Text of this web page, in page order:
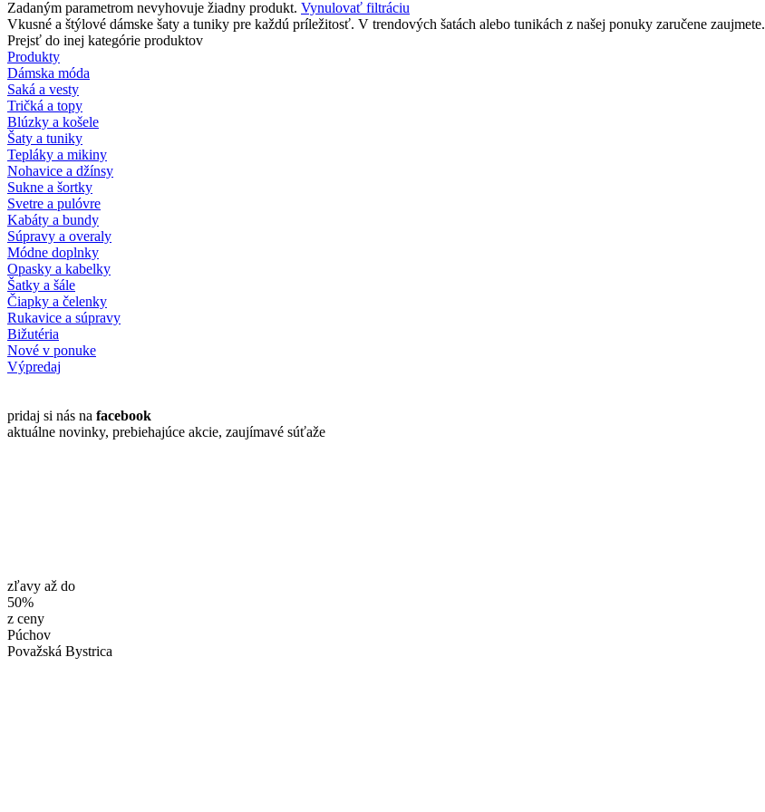
Zadaným parametrom nevyhovuje žiadny produkt. Vynulovať filtráciu
Vkusné a štýlové dámske šaty a tuniky pre každú príležitosť. V trendových šatách alebo tunikách z našej ponuky zaručene zaujmete.
Prejsť do inej kategórie produktov
Produkty
Dámska móda
Saká a vesty
Tričká a topy
Blúzky a košele
Šaty a tuniky
Tepláky a mikiny
Nohavice a džínsy
Sukne a šortky
Svetre a pulóvre
Kabáty a bundy
Súpravy a overaly
Módne doplnky
Opasky a kabelky
Šatky a šále
Čiapky a čelenky
Rukavice a súpravy
Bižutéria
Nové v ponuke
Výpredaj
pridaj si nás na facebook
aktuálne novinky, prebiehajúce akcie, zaujímavé súťaže
zľavy až do
50%
z ceny
Púchov
Považská Bystrica